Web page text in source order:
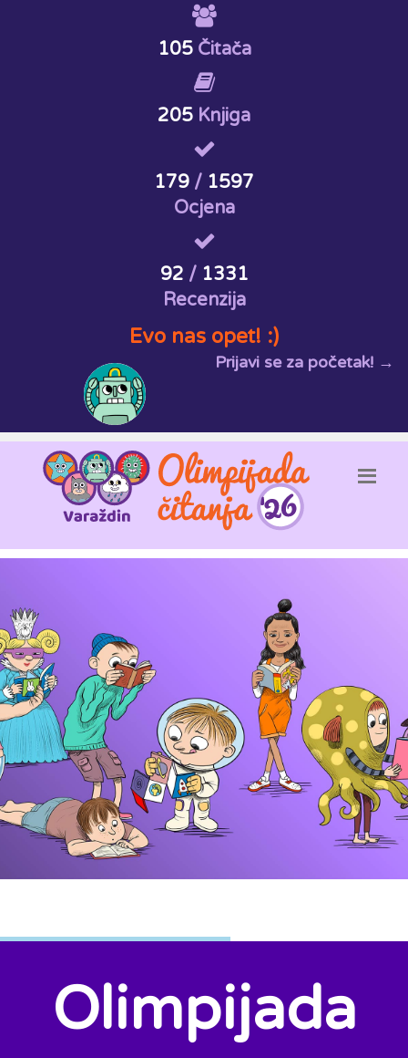
105Čitača
205 Knjiga
179 / 1597
Ocjena
92 / 1331
Recenzija
Evo nas opet! :)
Prijavi se za početak! →
Olimpijada